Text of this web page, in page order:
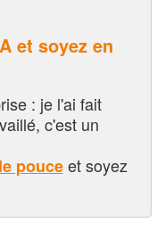
et soyez en
: je l'ai fait
c'est un
pouceet soyez